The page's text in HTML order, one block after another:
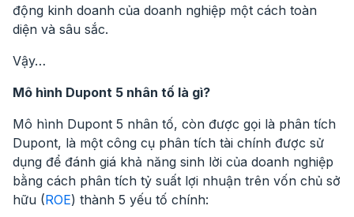
động kinh doanh của doanh nghiệp một cách toàn
diện và sâu sắc.
Vậy…
Mô hình Dupont 5 nhân tố là gì?
Mô hình Dupont 5 nhân tố, còn được gọi là phân tích
Dupont, là một công cụ phân tích tài chính được sử
dụng để đánh giá khả năng sinh lời của doanh nghiệp
bằng cách phân tích tỷ suất lợi nhuận trên vốn chủ sở
hữu (ROE) thành 5 yếu tố chính: